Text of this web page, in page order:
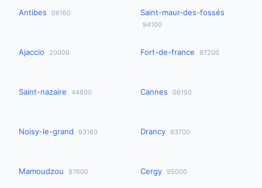
Antibes 06160 Saint-maur-des-fossés
94100
Ajaccio 20000 Fort-de-france 97200
Saint-nazaire 44600 Cannes 06150
Noisy-le-grand 93160 Drancy 93700
Mamoudzou 97600 Cergy 95000